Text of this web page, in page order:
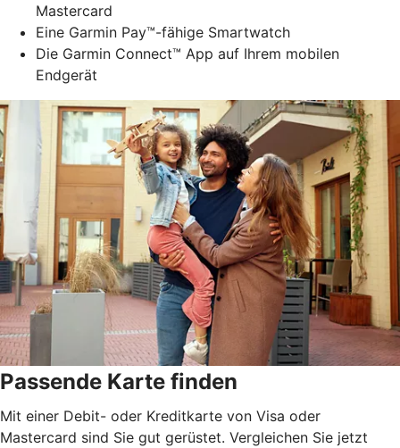
Mastercard
Eine Garmin Pay™-fähige Smartwatch
Die Garmin Connect™ App auf Ihrem mobilen
Endgerät
Passende Karte finden
Mit einer Debit- oder Kreditkarte von Visa oder
Mastercard sind Sie gut gerüstet. Vergleichen Sie jetzt